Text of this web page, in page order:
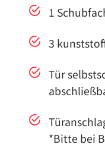
1
3
Tür
*Bitte bei